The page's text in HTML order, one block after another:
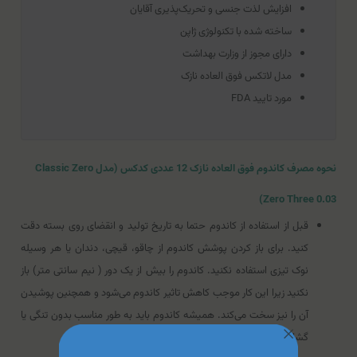
افزایش لذت جنسی و تحریک‌پذیری آقایان
ساخته شده با تکنولوژی ژاپن
دارای مجوز از وزارت بهداشت
مدل لاتکس فوق العاده نازک
مورد تایید FDA
نحوه مصرف کاندوم فوق العاده نازک 12 عددی کدکس (مدل Classic Zero
Zero Three 0.03)
قبل از استفاده از کاندوم حتما به تاریخ تولید و انقضای روی بسته دقت
کنید. برای باز کردن پوشش کاندوم از چاقو، قیچی، دندان یا هر وسیله
نوک تیزی استفاده نکنید. کاندوم را بیش از یک دور ( نیم سانتی متر) باز
نکنید زیرا این کار موجب کاهش تاثیر کاندوم می‌شود و همچنین پوشیدن
آن را نیز سخت می‌کند. همیشه کاندوم باید به طور مناسب بدون تنگی یا
گشادی بر روی آلت کشیده شود.